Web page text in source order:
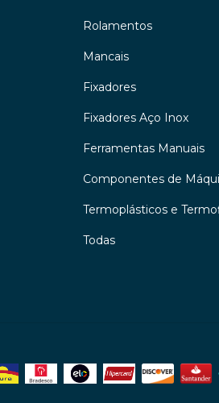
Rolamentos
Mancais
Fixadores
Fixadores Aço Inox
Ferramentas Manuais
Componentes de
Termoplásticos e
Todas